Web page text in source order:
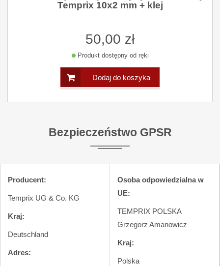
Temprix 10x2 mm + klej
50,00 zł
Produkt dostępny od ręki
Dodaj do koszyka
Bezpieczeństwo GPSR
Producent:
Temprix UG & Co. KG
Kraj:
Deutschland
Adres:
Osoba odpowiedzialna w
UE:
TEMPRIX POLSKA
Grzegorz Amanowicz
Kraj:
Polska